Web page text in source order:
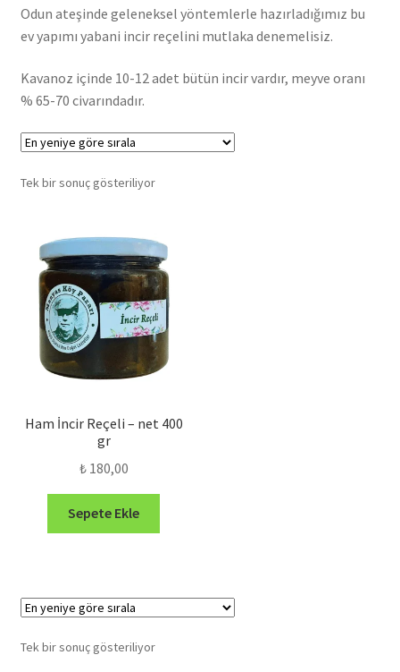
Odun ateşinde geleneksel yöntemlerle hazırladığımız bu
ev yapımı yabani incir reçelini mutlaka denemelisiz.
Kavanoz içinde 10-12 adet bütün incir vardır, meyve oranı
% 65-70 civarındadır.
Tek bir sonuç gösteriliyor
Ham İncir Reçeli – net 400
gr
₺180,00
Sepete Ekle
Tek bir sonuç gösteriliyor